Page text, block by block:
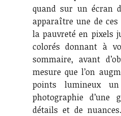
quand sur un écran
apparaître une de
la pauvreté en pixels
colorés donnant à
sommaire, avant
mesure que l’on
points lumineux
photographie d’une
détails et de